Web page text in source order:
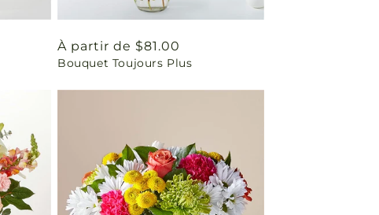
Prix
habituel
À partir de $81.00
Bouquet Toujours Plus